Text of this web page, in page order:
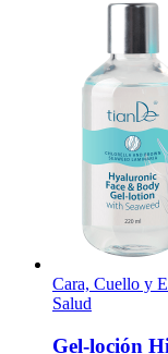
Cara, Cuello y
Salud
Gel-loción